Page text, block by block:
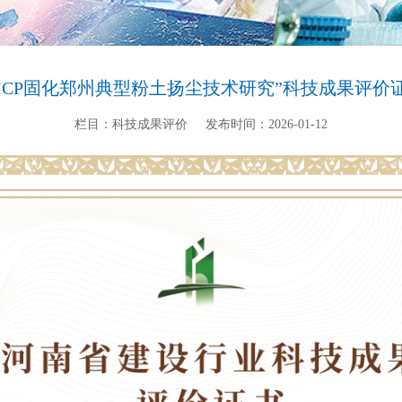
固化郑州典型粉土扬尘技术研究”科技成果评价
栏目：科技成果评价 发布时间：2026-01-12